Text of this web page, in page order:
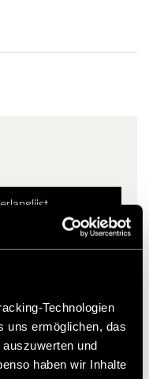
Technologien
uns ermöglichen, das
und
haben wir Inhalte
vanuit de fabriek
uw handelspartner
zijn onder